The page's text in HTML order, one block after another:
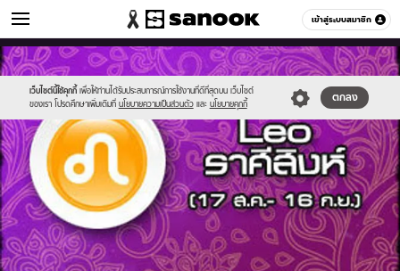
เข้าสู่ระบบสมาชิก
ดูดวง หมวดอื่นๆ
เว็บไซต์นี้ใช้คุกกี้ เพื่อให้ท่านได้รับประสบการณ์การใช้งานที่ดีที่สุดบน เว็บไซต์
ของเรา โปรดศึกษาเพิ่มเติมที่ นโยบายความเป็นส่วนตัว และ นโยบายคุกกี้
ตกลง
Sanook
//s.isanook.com/sr/0/images/logo-
new-
sanook.png
600
60
//s.isanook.com/ho/0/ud/5/28597/8leo.jpg